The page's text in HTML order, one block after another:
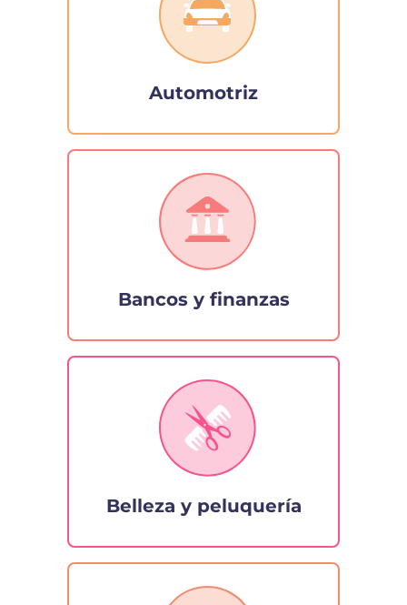
Automotriz
Bancos y finanzas
Belleza y peluquería